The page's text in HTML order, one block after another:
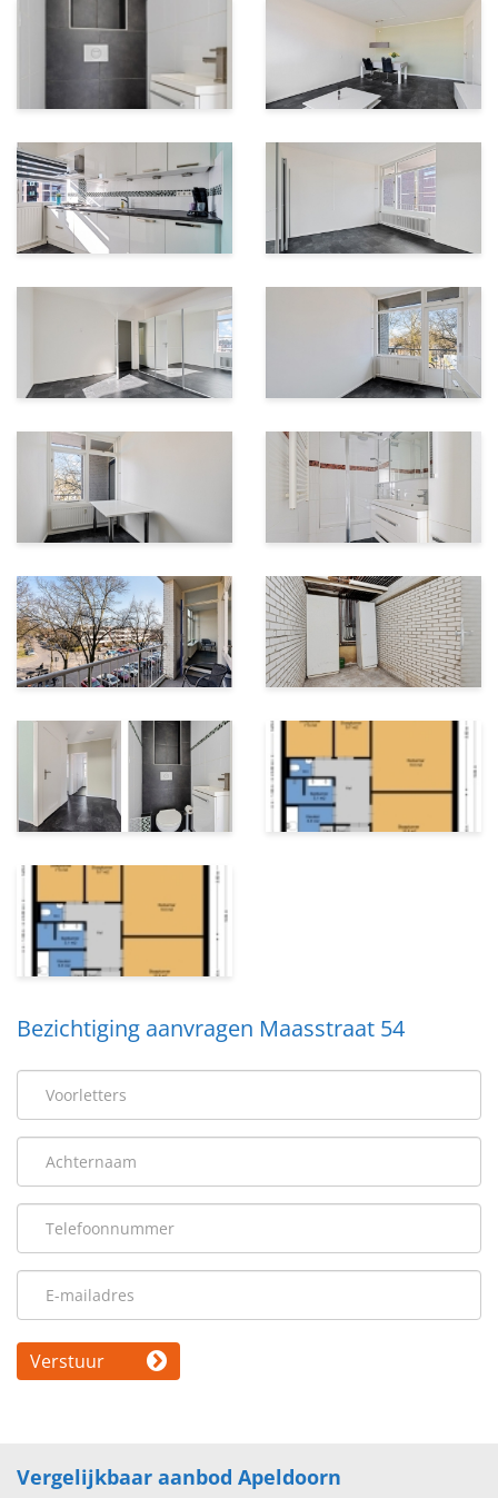
Bezichtiging aanvragen Maasstraat 54
Verstuur
Vergelijkbaar aanbod Apeldoorn